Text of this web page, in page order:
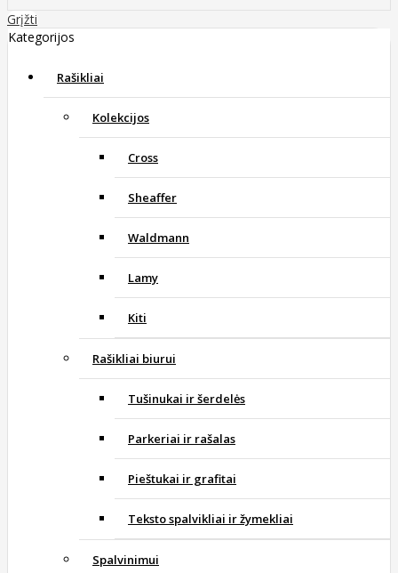
Grįžti
Kategorijos
Rašikliai
Kolekcijos
Cross
Sheaffer
Waldmann
Lamy
Kiti
Rašikliai biurui
Tušinukai ir šerdelės
Parkeriai ir rašalas
Pieštukai ir grafitai
Teksto spalvikliai ir žymekliai
Spalvinimui